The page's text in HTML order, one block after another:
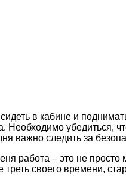
в кабине и
убедиться,
важно следить за
работа – это не
своего времени,